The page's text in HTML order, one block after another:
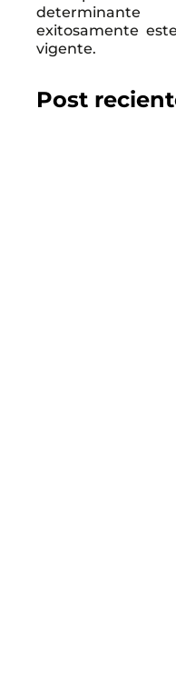
exitosamente
vigente.
Post